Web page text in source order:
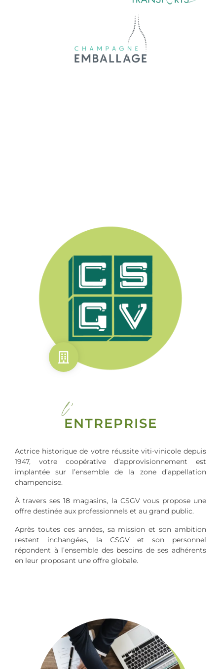
l'
ENTREPRISE
Actrice historique de votre réussite viti-vinicole depuis
1947, votre coopérative d’approvisionnement est
implantée sur l’ensemble de la zone d’appellation
champenoise.
À travers ses 18 magasins, la CSGV vous propose une
offre destinée aux professionnels et au grand public.
Après toutes ces années, sa mission et son ambition
restent inchangées, la CSGV et son personnel
répondent à l’ensemble des besoins de ses adhérents
en leur proposant une offre globale.